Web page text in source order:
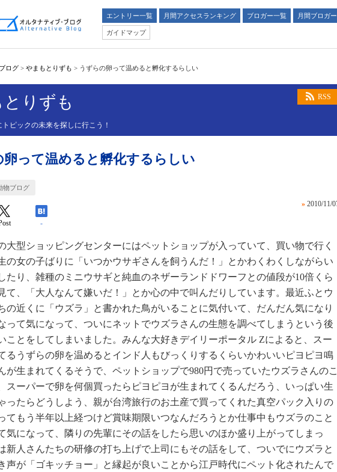
エントリー一覧 月間アクセスランキング ブロガー一覧
月間ブロガ
ガイドマップ
ログ > やまもとりずも > うずらの卵って温めると孵化するらしい
RSS
りずも
ピックの未来を探しに行こう！
卵って温めると孵化するらしい
物ブログ
» 2010/11/
-
型ショッピングセンターにはペットショップが入っていて、買い物で行く
の女の子ばりに「いつかウサギさんを飼うんだ！」とかわくわくしながらい
たり、雑種のミニウサギと純血のネザーランドドワーフとの値段が10倍くら
て、「大人なんて嫌いだ！」とか心の中で叫んだりしています。最近ふとウ
の近くに「ウズラ」と書かれた鳥がいることに気付いて、だんだん気になり
って気になって、ついにネットでウズラさんの生態を調べてしまうという後
ことをしてしまいました。みんな大好きデイリーポータル Zによると、スー
るうずらの卵を温めるとインド人もびっくりするくらいかわいいピヨピヨ鳴
が生まれてくるそうで、ペットショップで980円で売っていたウズラさんのこ
スーパーで卵を何個買ったらピヨピヨが生まれてくるんだろう、いっぱい生
ったらどうしよう、親が台湾旅行のお土産で買ってくれた真空パック入りの
てもう半年以上経つけど賞味期限いつなんだろうとか仕事中もウズラのこと
気になって、隣りの先輩にその話をしたら思いのほか盛り上がってしまっ
新人さんたちの研修の打ち上げで上司にもその話をして、ついでにウズラと
声が「ゴキッチョー」と縁起が良いことから江戸時代にペット化されたんで